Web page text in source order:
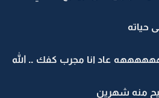
حياته
عاد انا مجرب كفك .. الله
منه شهرين